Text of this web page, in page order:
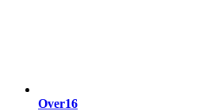
Over16